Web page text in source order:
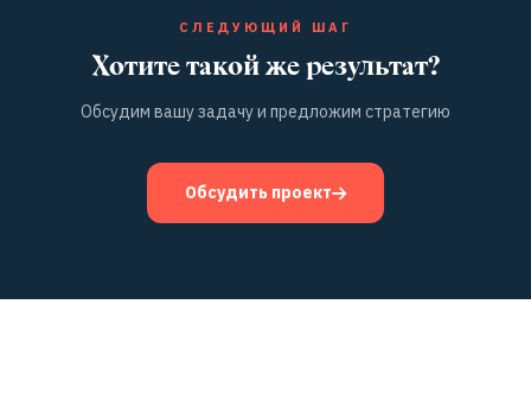
СЛЕДУЮЩИЙ ШАГ
Хотите такой же результат?
Обсудим вашу задачу и предложим стратегию
Обсудить проект